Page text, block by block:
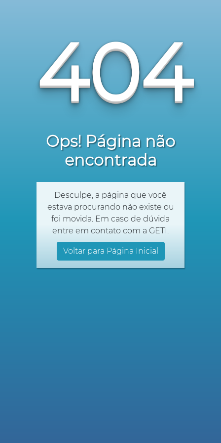
404
Ops! Página não
encontrada
Desculpe, a página que você
estava procurando não existe ou
foi movida. Em caso de dúvida
entre em contato com a GETI.
Voltar para Página Inicial